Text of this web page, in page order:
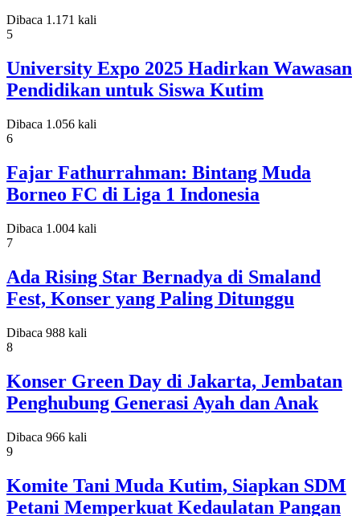
Dibaca 1.171 kali
5
University Expo 2025 Hadirkan Wawasan
Pendidikan untuk Siswa Kutim
Dibaca 1.056 kali
6
Fajar Fathurrahman: Bintang Muda
Borneo FC di Liga 1 Indonesia
Dibaca 1.004 kali
7
Ada Rising Star Bernadya di Smaland
Fest, Konser yang Paling Ditunggu
Dibaca 988 kali
8
Konser Green Day di Jakarta, Jembatan
Penghubung Generasi Ayah dan Anak
Dibaca 966 kali
9
Komite Tani Muda Kutim, Siapkan SDM
Petani Memperkuat Kedaulatan Pangan